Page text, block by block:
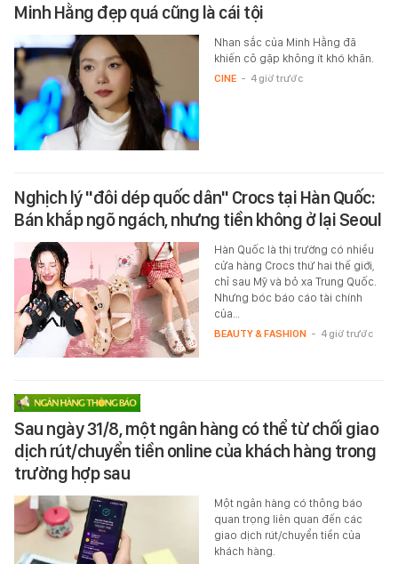
Minh Hằng đẹp quá cũng là cái tội
Nhan sắc của Minh Hằng đã
khiến cô gặp không ít khó khăn.
CINE - 4 giờ trước
Nghịch lý "đôi dép quốc dân" Crocs tại Hàn Quốc:
Bán khắp ngõ ngách, nhưng tiền không ở lại Seoul
Hàn Quốc là thị trường có nhiều
cửa hàng Crocs thứ hai thế giới,
chỉ sau Mỹ và bỏ xa Trung Quốc.
Nhưng bóc báo cáo tài chính
của…
BEAUTY & FASHION - 4 giờ trước
Sau ngày 31/8, một ngân hàng có thể từ chối giao
dịch rút/chuyển tiền online của khách hàng trong
trường hợp sau
Một ngân hàng có thông báo
quan trọng liên quan đến các
giao dịch rút/chuyển tiền của
khách hàng.